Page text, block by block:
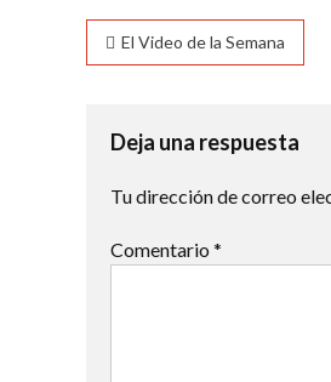
Navegación
entradas
El Video de la Semana
Deja una respuesta
Tu dirección de correo
Comentario *